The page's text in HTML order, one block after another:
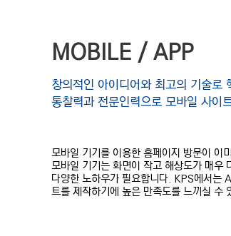
MOBILE / APP
창의적인 아이디어와 최고의 기술로
통찰력과 전문인력으로모바일 사이
모바일 기기를 이용한 홈페이지 방문이 이
모바일 기기는 화면이 작고 해상도가 매우
다양한 노하우가 필요합니다. KPS에서는
트를 제작하기에 높은 만족도를 느끼실 수